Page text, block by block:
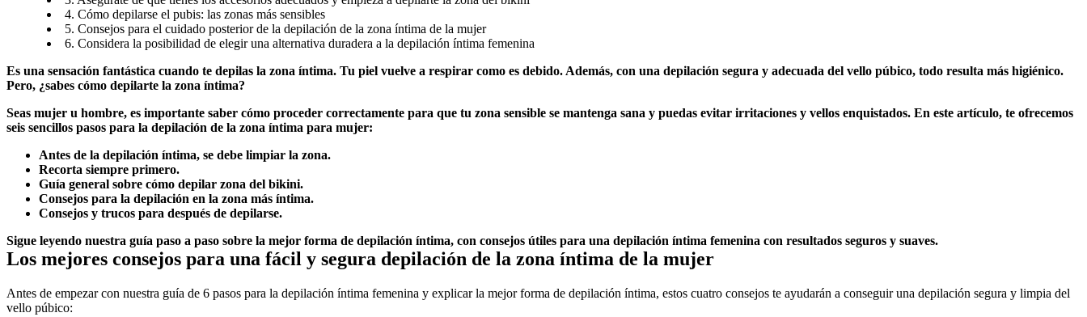
4. Cómo depilarse el pubis: las zonas más sensibles
5. Consejos para el cuidado posterior de la depilación de la zona íntima de la mujer
6. Considera la posibilidad de elegir una alternativa duradera a la depilación íntima femenina
Es una sensación fantástica cuando te depilas la zona íntima. Tu piel vuelve a respirar como es debido. Además, con una depilación segura y adecuada del vello púbico, todo resulta más higiénico.
Pero, ¿sabes cómo depilarte la zona íntima?
Seas mujer u hombre, es importante saber cómo proceder correctamente para que tu zona sensible se mantenga sana y puedas evitar irritaciones y vellos enquistados. En este artículo, te ofrecemos
seis sencillos pasos para la depilación de la zona íntima para mujer:
Antes de la depilación íntima, se debe limpiar la zona.
Recorta siempre primero.
Guía general sobre cómo depilar zona del bikini.
Consejos para la depilación en la zona más íntima.
Consejos y trucos para después de depilarse.
Sigue leyendo nuestra guía paso a paso sobre la mejor forma de depilación íntima, con consejos útiles para una depilación íntima femenina con resultados seguros y suaves.
Los mejores consejos para una fácil y segura depilación de la zona íntima de la mujer
Antes de empezar con nuestra guía de 6 pasos para la depilación íntima femenina y explicar la mejor forma de depilación íntima, estos cuatro consejos te ayudarán a conseguir una depilación segura y limpia del
vello púbico: